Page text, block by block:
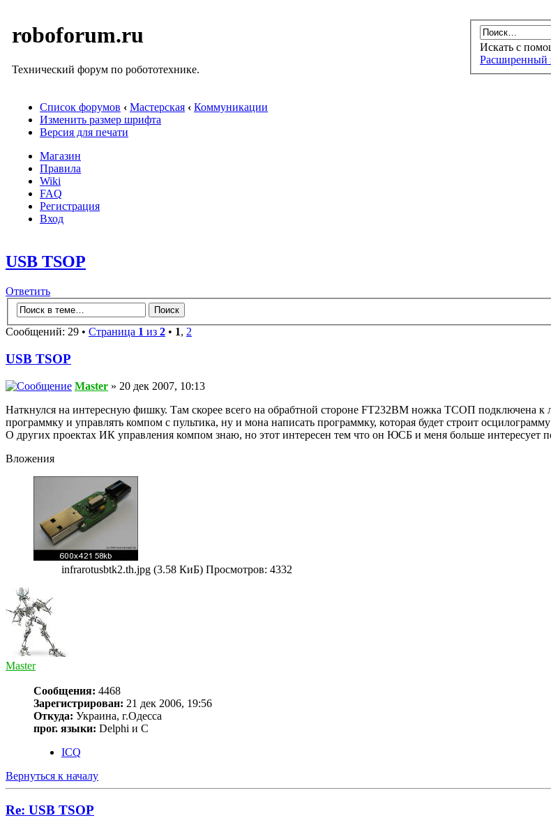
roboforum.ru
Технический форум по робототехнике.
Искать с
Расширенный
Список форумов ‹ Мастерская ‹ Коммуникации
Изменить размер шрифта
Версия для печати
Магазин
Правила
Wiki
FAQ
Регистрация
Вход
USB TSOP
Ответить
Сообщений: 29 • Страница 1 из 2 • 1, 2
USB TSOP
Master » 20 дек 2007, 10:13
Наткнулся на интересную фишку. Там скорее всего на обрабтной стороне FT232BM ножка ТСОП подключена
программку и управлять компом с пультика, ну и мона написать программку, которая будет строит
О других проектах ИК управления компом знаю, но этот интересен тем что он ЮСБ и меня больше интересует
Вложения
infrarotusbtk2.th.jpg (3.58 КиБ) Просмотров: 4332
Master
Сообщения: 4468
Зарегистрирован: 21 дек 2006, 19:56
Откуда: Украина, г.Одесса
прог. языки: Delphi и С
ICQ
Вернуться к началу
Re: USB TSOP